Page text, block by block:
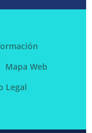
Mapa Web
Legal